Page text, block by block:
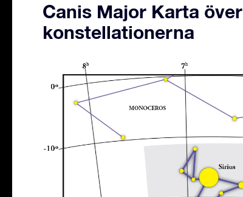
Canis Major Karta över
konstellationerna